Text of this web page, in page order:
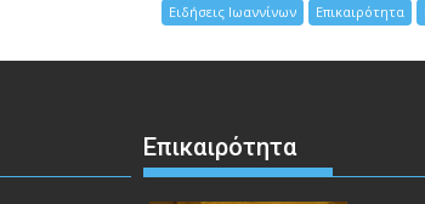
Ειδήσεις Ιωαννίνων Επικαιρότητα
Επικαιρότητα